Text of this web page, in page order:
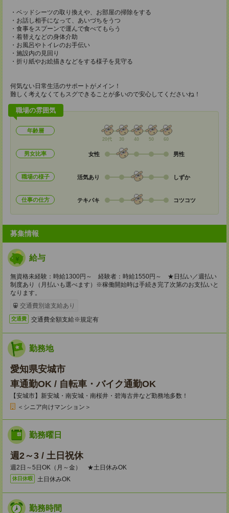
・ベッドシーツの取り換えや、お部屋の掃除をする
・お話し相手になって、あいづちをうつ
・食事をスプーンで運んで食べてもらう
・着替えなどの身体介助
・お風呂やトイレのお手伝い
・施設内の見回り
・折り紙やお絵描きなどをする様子を見守る
何気ない日常生活のサポートがメイン！
難しく考えなくてもスグできることが多いので安心してくださいね！
職場の雰囲気
年齢層
20代 30 40 50 60
男女比率 女性 男性
職場の様子 活気あり しずか
仕事の仕方 テキパキ コツコツ
募集情報
給与
無資格未経験：時給1300円～ 経験者：時給1550円～ ★日払い／週払い
制度あり（月払いも選べます）※稼働開始時は手続き完了次第のお支払いと
なります。
交通費別途支給あり
交通費 交通費全額支給※規定有
勤務地
愛知県安城市
車通勤OK / 自転車・バイク通勤OK
【安城市】新安城・南安城・南桜井・碧海古井など勤務地多数！
＜シニア向けマンション＞
勤務曜日
週2～3 / 土日祝休
週2日～5日OK（月～金） ★土日休みOK
休日休暇 土日休みOK
勤務時間